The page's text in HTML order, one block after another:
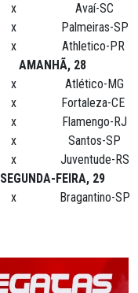
x
Avaí-SC
x
Palmeiras-SP
x
Athletico-PR
AMANHÃ, 28
x
Atlético-MG
x
Fortaleza-CE
x
Flamengo-RJ
x
Santos-SP
x
Juventude-RS
SEGUNDA-FEIRA, 29
x Bragantino-SP